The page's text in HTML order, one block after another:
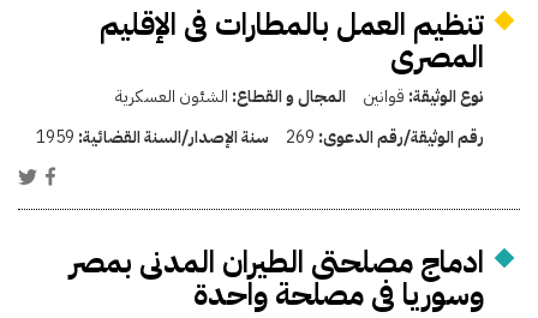
تنظيم العمل بالمطارات فى الإقليم
المصرى
نوع الوثيقة: قوانين المجال و القطاع: الشئون العسكرية
رقم الوثيقة/رقم الدعوى: 269 سنة الإصدار/السنة القضائية: 1959
ادماج مصلحتى الطيران المدنى بمصر
وسوريا فى مصلحة واحدة